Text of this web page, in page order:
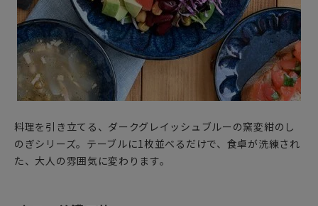
料理を引き立てる、ダークグレイッシュブルーの窯変紺のし
のぎシリーズ。テーブルに1枚並べるだけで、食卓が洗練され
た、大人の雰囲気に変わります。